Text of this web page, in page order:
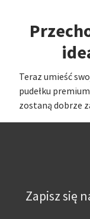
Teraz umieść
pudełku
zostaną dobrze
Zapisz się